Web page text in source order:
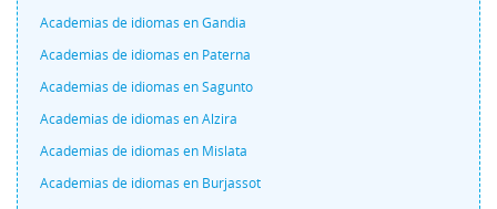
Academias de idiomas en Gandia
Academias de idiomas en Paterna
Academias de idiomas en Sagunto
Academias de idiomas en Alzira
Academias de idiomas en Mislata
Academias de idiomas en Burjassot